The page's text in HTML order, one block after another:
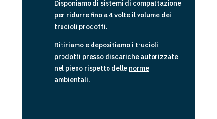
Disponiamo di sistemi di compattazione
per ridurre fino a 4 volte il volume dei
trucioli prodotti.
Ritiriamo e depositiamo i trucioli
prodotti presso discariche autorizzate
nel pieno rispetto delle norme
ambientali.